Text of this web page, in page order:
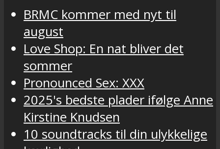
BRMC kommer med nyt til
august
Love Shop: En nat bliver det
sommer
Pronounced Sex: XXX
2025's bedste plader ifølge Anne
Kirstine Knudsen
10 soundtracks til din ulykkelige